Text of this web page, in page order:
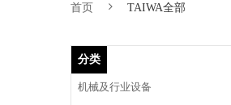
首页 TAIWA全部
分类
机械及行业设备